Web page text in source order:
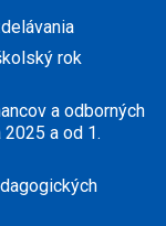
rok
a odborných
a od 1.